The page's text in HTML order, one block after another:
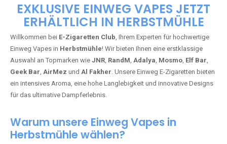
EXKLUSIVE EINWEG VAPES JETZT
ERHÄLTLICH IN HERBSTMÜHLE
Willkommen bei E-Zigaretten Club, Ihrem Experten für hochwertige
Einweg Vapes in Herbstmühle! Wir bieten Ihnen eine erstklassige
Auswahl an Topmarken wie JNR, RandM, Adalya, Mosmo, Elf Bar,
Geek Bar, AirMez und Al Fakher. Unsere Einweg E-Zigaretten bieten
ein intensives Aroma, eine hohe Langlebigkeit und innovative Designs
für das ultimative Dampferlebnis.
Warum unsere Einweg Vapes in
Herbstmühle wählen?